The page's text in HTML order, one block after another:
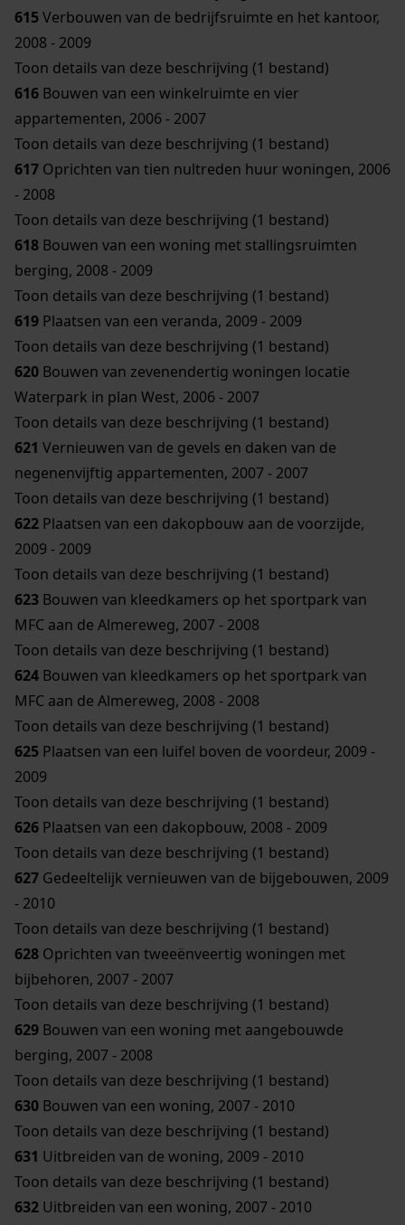
615Verbouwen van de bedrijfsruimte en het kantoor,
2008 - 2009
Toon details van deze beschrijving (1 bestand)
616 Bouwen van een winkelruimte en vier
appartementen, 2006 - 2007
Toon details van deze beschrijving (1 bestand)
617 Oprichten van tien nultreden huur woningen, 2006
- 2008
Toon details van deze beschrijving (1 bestand)
618 Bouwen van een woning met stallingsruimten
berging, 2008 - 2009
Toon details van deze beschrijving (1 bestand)
619 Plaatsen van een veranda, 2009 - 2009
Toon details van deze beschrijving (1 bestand)
620 Bouwen van zevenendertig woningen locatie
Waterpark in plan West, 2006 - 2007
Toon details van deze beschrijving (1 bestand)
621 Vernieuwen van de gevels en daken van de
negenenvijftig appartementen, 2007 - 2007
Toon details van deze beschrijving (1 bestand)
622 Plaatsen van een dakopbouw aan de voorzijde,
2009 - 2009
Toon details van deze beschrijving (1 bestand)
623 Bouwen van kleedkamers op het sportpark van
MFC aan de Almereweg, 2007 - 2008
Toon details van deze beschrijving (1 bestand)
624 Bouwen van kleedkamers op het sportpark van
MFC aan de Almereweg, 2008 - 2008
Toon details van deze beschrijving (1 bestand)
625 Plaatsen van een luifel boven de voordeur, 2009 -
2009
Toon details van deze beschrijving (1 bestand)
626 Plaatsen van een dakopbouw, 2008 - 2009
Toon details van deze beschrijving (1 bestand)
627 Gedeeltelijk vernieuwen van de bijgebouwen, 2009
- 2010
Toon details van deze beschrijving (1 bestand)
628 Oprichten van tweeënveertig woningen met
bijbehoren, 2007 - 2007
Toon details van deze beschrijving (1 bestand)
629 Bouwen van een woning met aangebouwde
berging, 2007 - 2008
Toon details van deze beschrijving (1 bestand)
630 Bouwen van een woning, 2007 - 2010
Toon details van deze beschrijving (1 bestand)
631 Uitbreiden van de woning, 2009 - 2010
Toon details van deze beschrijving (1 bestand)
632 Uitbreiden van een woning, 2007 - 2010